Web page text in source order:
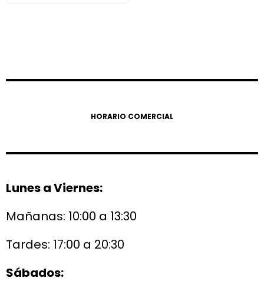
HORARIO COMERCIAL
Lunes a Viernes:
Mañanas: 10:00 a 13:30
Tardes: 17:00 a 20:30
Sábados: